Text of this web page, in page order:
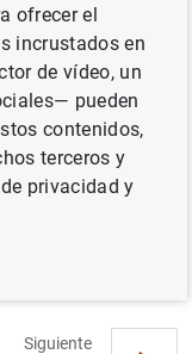
española
de
4,1 mm
(2
Siguiente
ofrecer el
incrustados en
de vídeo, un
pueden
contenidos,
terceros y
privacidad y